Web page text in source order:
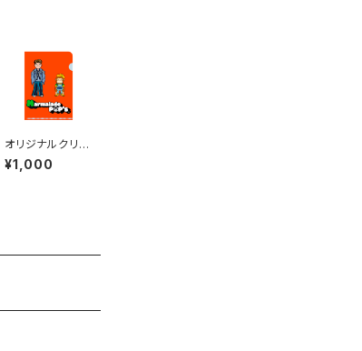
オリジナルクリア
ファイル -type
Orange-
¥1,000